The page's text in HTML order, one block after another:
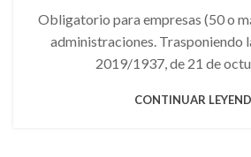
Obligatorio para empresas (50 o
administraciones. Trasponiendo
2019/1937, de 21 de
CONTINUAR